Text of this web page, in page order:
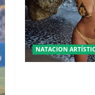
NATACION